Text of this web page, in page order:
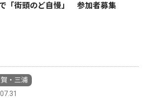
「街頭のど自慢」 参加者募集
・三浦